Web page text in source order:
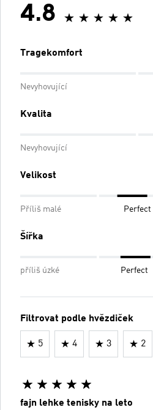
4.8
Tragekomfort
Nevyhovující
Kvalita
Nevyhovující
Velikost
Příliš malé Perfect
Šířka
příliš úzké Perfect
Filtrovat podle hvězdiček
5 4 3 2
fajn lehke tenisky na leto